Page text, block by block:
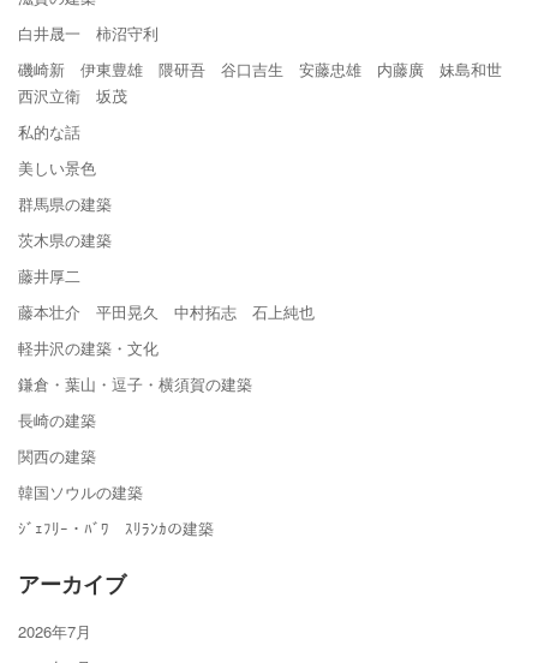
白井晟一 柿沼守利
磯崎新 伊東豊雄 隈研吾 谷口吉生 安藤忠雄 内藤廣 妹島和世
西沢立衛 坂茂
私的な話
美しい景色
群馬県の建築
茨木県の建築
藤井厚二
藤本壮介 平田晃久 中村拓志 石上純也
軽井沢の建築・文化
鎌倉・葉山・逗子・横須賀の建築
長崎の建築
関西の建築
韓国ソウルの建築
ｼﾞｪﾌﾘｰ・ﾊﾞﾜ ｽﾘﾗﾝｶの建築
アーカイブ
2026年7月